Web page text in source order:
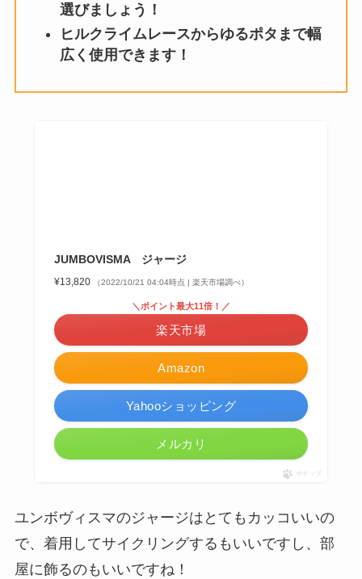
選びましょう！
ヒルクライムレースからゆるポタまで幅
広く使用できます！
JUMBOVISMA ジャージ
¥13,820 （2022/10/21 04:04時点 | 楽天市場調べ）
Amazon
＼ポイント最大11倍！／
楽天市場
Yahooショッピング
メルカリ
ポチップ
ユンボヴィスマのジャージはとてもカッコいいの
で、着用してサイクリングするもいいですし、部
屋に飾るのもいいですね！